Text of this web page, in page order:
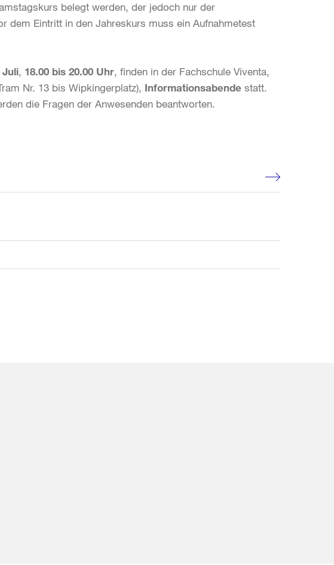
belegt werden, der jedoch nur der
dem Eintritt in den Jahreskurs muss ein Aufnahmetest
, 18.00 bis 20.00 Uhr, finden in der Fachschule Viventa,
Nr. 13 bis Wipkingerplatz), Informationsabende statt.
die Fragen der Anwesenden beantworten.